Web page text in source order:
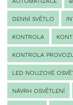
DENNÍ SVĚTLO
KONTROLA
KONTROLA
LED NOUZOVÉ
NÁVRH OSVĚTLENÍ